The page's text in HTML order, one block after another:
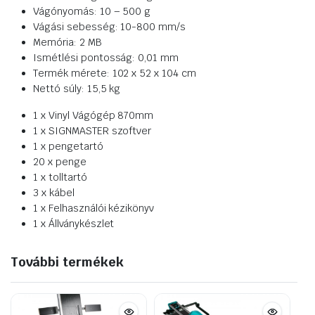
Vágónyomás: 10 – 500 g
Vágási sebesség: 10-800 mm/s
Memória: 2 MB
Ismétlési pontosság: 0,01 mm
Termék mérete: 102 x 52 x 104 cm
Nettó súly: 15,5 kg
1 x Vinyl Vágógép 870mm
1 x SIGNMASTER szoftver
1 x pengetartó
20 x penge
1 x tolltartó
3 x kábel
1 x Felhasználói kézikönyv
1 x Állványkészlet
További termékek